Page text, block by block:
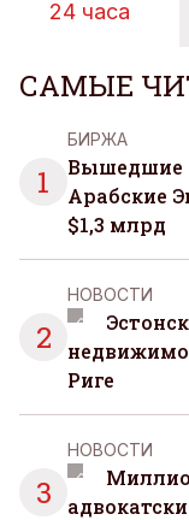
24 часа
САМЫЕ
1
БИРЖА
Вышедшие
Арабские
$1,3 млрд
2
НОВОСТИ
Риге
3
НОВОСТИ